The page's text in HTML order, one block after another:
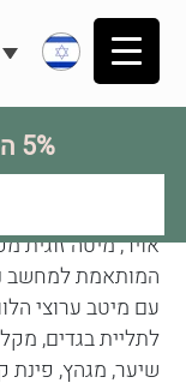
5% הנחה להזמנות מקוונות
במלון מספר סוגי
מעוצבים בצבעים
אויר, מיטה זוגית
המותאמת למחשב
עם מיטב ערוצי
לתליית בגדים,
שיער, מגהץ,